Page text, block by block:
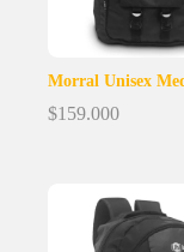
Morral Unisex
$159.000